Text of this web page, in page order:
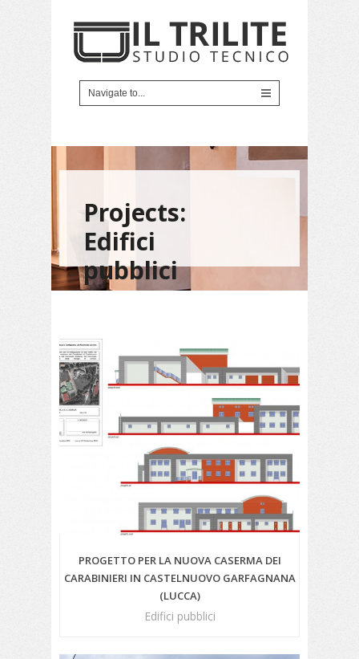
Projects:
Edifici
pubblici
PROGETTO PER LA NUOVA CASERMA DEI
CARABINIERI IN CASTELNUOVO GARFAGNANA
(LUCCA)
Edifici pubblici